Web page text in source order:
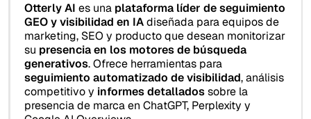
Otterly AI es una plataforma líder de seguimiento
GEO y visibilidad en IAdiseñada para equipos de
marketing, SEO y producto que desean monitorizar
su presencia en los motores de búsqueda
generativos. Ofrece herramientas para
seguimiento automatizado de visibilidad, análisis
competitivo y informes detalladossobre la
presencia de marca en ChatGPT, Perplexity y